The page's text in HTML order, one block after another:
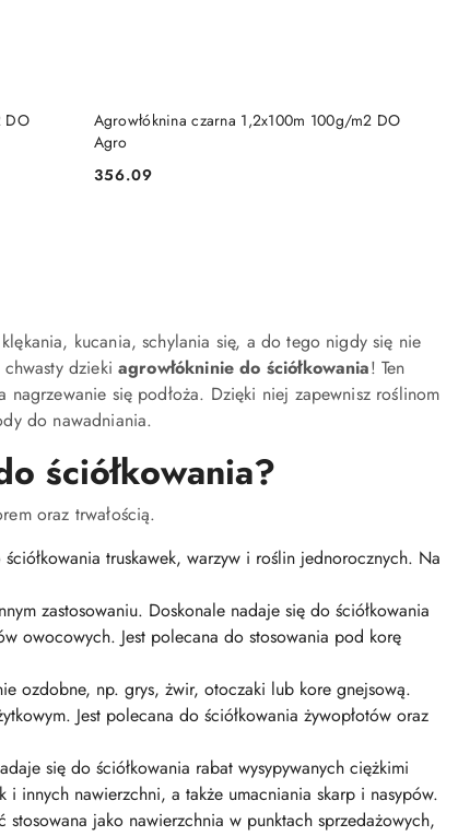
DO
Agrowłóknina czarna 1,2x100m 100g/m2 DO
Agro
Cena:
356.09
DO KOSZYKA
kucania, schylania się, a do tego nigdy się nie
dzieki agrowłókninie do ściółkowania! Ten
się podłoża. Dzięki niej zapewnisz roślinom
do nawadniania.
ściółkowania?
oraz trwałością.
truskawek, warzyw i roślin jednorocznych. Na
zastosowaniu. Doskonale nadaje się do ściółkowania
owocowych. Jest polecana do stosowania pod korę
ozdobne, np. grys, żwir, otoczaki lub kore gnejsową.
Jest polecana do ściółkowania żywopłotów oraz
się do ściółkowania rabat wysypywanych ciężkimi
i innych nawierzchni, a także umacniania skarp i nasypów.
jako nawierzchnia w punktach sprzedażowych,